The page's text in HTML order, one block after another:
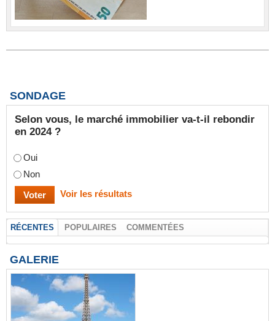
SONDAGE
Selon vous, le marché immobilier va-t-il rebondir
en 2024 ?
Oui
Non
Voir les résultats
RÉCENTES POPULAIRES COMMENTÉES
GALERIE